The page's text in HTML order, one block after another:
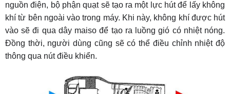
nguồn điện, bộ phận quạt sẽ tạo ra một lực hút để lấy không
khí từ bên ngoài vào trong máy. Khi này, không khí được hút
vào sẽ đi qua dây maiso để tạo ra luồng gió có nhiệt nóng.
Đồng thời, người dùng cũng sẽ có thể điều chỉnh nhiệt độ
thông qua nút điều khiển.